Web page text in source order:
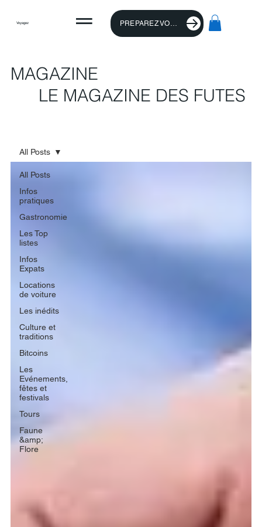
Voyagez PREPAREZ VOTRE VOYAGE
MAGAZINE
LE MAGAZINE DES FUTES
All Posts
Infos
pratiques
Gastronomie
Les Top
listes
Infos
Expats
Locations
de voiture
Les inédits
Culture et
traditions
Bitcoins
Les
Evénements,
fêtes et
festivals
Tours
Faune
&amp;
Flore
All Posts